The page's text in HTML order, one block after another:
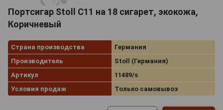
Портсигар Stoll C11 на 18 сигарет, экокожа,
Коричневый
Страна производства
Германия
Производитель
Stoll (Германия)
Артикул
11489/s
Условия продаж
Только самовывоз